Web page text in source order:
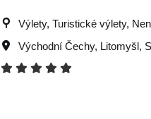
Výlety, Turistické výlety,
Východní Čechy, Litomyšl,